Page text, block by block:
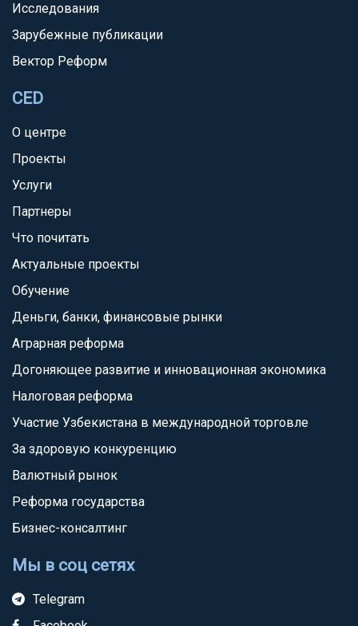
Исследования
Зарубежные публикации
Вектор Реформ
CED
О центре
Проекты
Услуги
Партнеры
Что почитать
Актуальные проекты
Обучение
Деньги, банки, финансовые рынки
Аграрная реформа
Догоняющее развитие и инновационная экономика
Налоговая реформа
Участие Узбекистана в международной торговле
За здоровую конкуренцию
Валютный рынок
Реформа государства
Бизнес-консалтинг
Мы в соц сетях
Telegram